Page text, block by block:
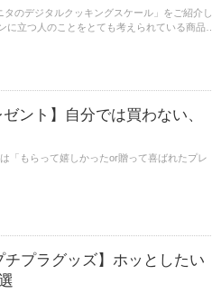
のデジタルクッキングスケール」をご紹介し
ださい♪
ント】自分では買わない、
「もらって嬉しかったor贈って喜ばれたプレ
チプラグッズ】ホッとしたい